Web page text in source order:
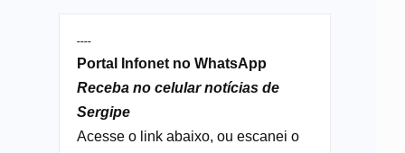
----
Portal Infonet no WhatsApp
Receba no celular notícias de
Sergipe
Acesse o link abaixo, ou escanei o